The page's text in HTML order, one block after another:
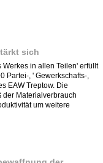
sich
in allen Teilen' erfüllt
Partei-, ' Gewerkschafts-,
EAW Treptow. Die
der Materialverbrauch
um weitere